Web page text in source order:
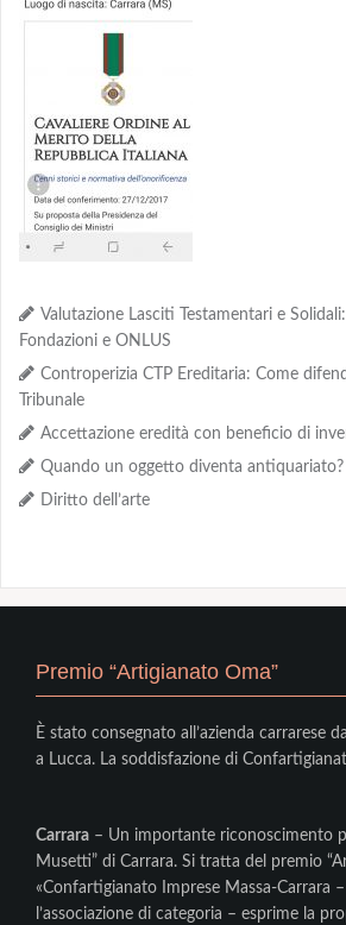
Valutazione Lasciti Testamentari e
Fondazioni e ONLUS
Controperizia CTP Ereditaria: Come
Tribunale
Accettazione eredità con beneficio di
Quando un oggetto diventa antiquariato?
Diritto dell’arte
Premio “Artigianato Oma”
È stato consegnato all’azienda carrarese
a Lucca. La soddisfazione di
Carrara – Un importante riconoscimento
Musetti” di Carrara. Si tratta del premio
«Confartigianato Imprese Massa-Carrara
l’associazione di categoria – esprime la